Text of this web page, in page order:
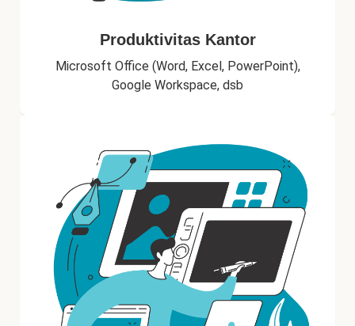
Produktivitas Kantor
Microsoft Office (Word, Excel, PowerPoint),
Google Workspace, dsb